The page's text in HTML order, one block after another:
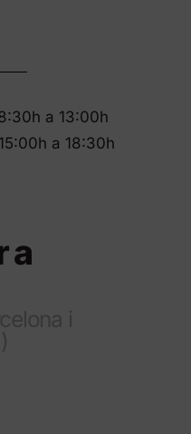
a 13:00h
a 18:30h
a